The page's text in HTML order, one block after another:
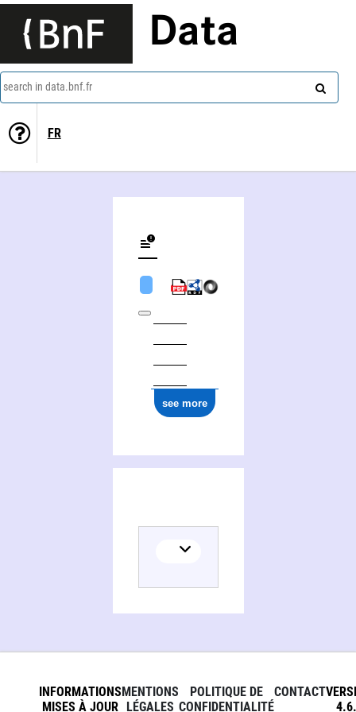
Data
search in data.bnf.fr
FR
see more
INFORMATIONS
MISES À JOUR
MENTIONS
LÉGALES
POLITIQUE DE
CONFIDENTIALITÉ
CONTACT